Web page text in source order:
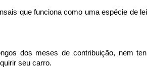
que funciona como uma espécie de
dos meses de contribuição, nem
seu carro.